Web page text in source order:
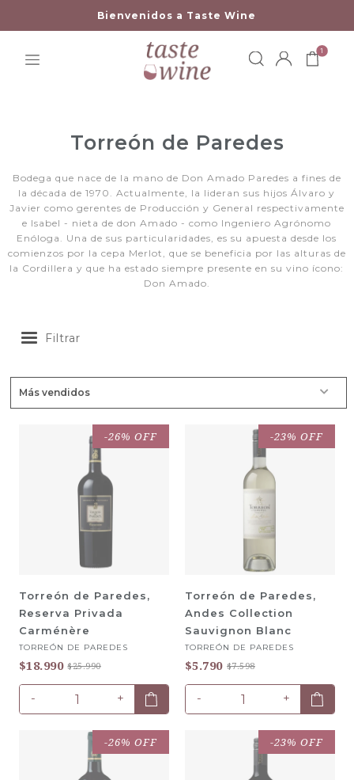
Bienvenidos a Taste Wine
1
Torreón de Paredes
Bodega que nace de la mano de Don Amado Paredes a fines de
la década de 1970. Actualmente, la lideran sus hijos Álvaro y
Javier como gerentes de Producción y General respectivamente
e Isabel - nieta de don Amado - como Ingeniero Agrónomo
Enóloga. Una de sus particularidades, es su apuesta desde los
comienzos por la cepa Merlot, que se beneficia por las alturas de
la Cordillera y que ha estado siempre presente en su vino ícono:
Don Amado.
Filtrar
-26% OFF
Torreón de Paredes,
Reserva Privada
Carménère
TORREÓN DE PAREDES
$18.990 $25.990
+
-
-23% OFF
Torreón de Paredes,
Andes Collection
Sauvignon Blanc
TORREÓN DE PAREDES
$5.790 $7.598
+
-
-26% OFF -23% OFF